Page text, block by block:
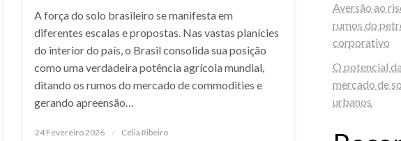
A força do solo brasileiro se manifesta em
diferentes escalas e propostas. Nas vastas planícies
do interior do país, o Brasil consolida sua posição
como uma verdadeira potência agrícola mundial,
ditando os rumos do mercado de commodities e
gerando apreensão…
Posted
24 Fevereiro 2026 Célia Ribeiro
Aversão ao
rumos do
corporativo
O potencial
mercado de
urbanos